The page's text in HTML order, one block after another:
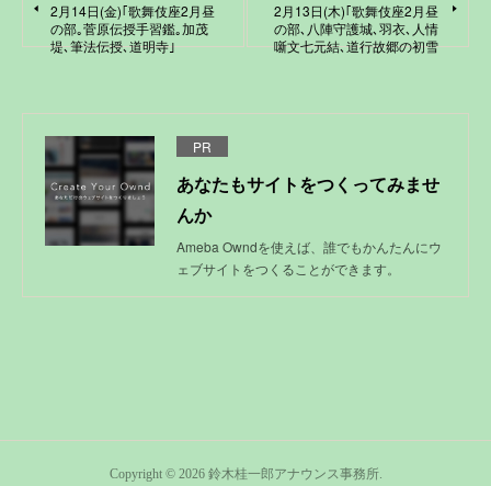
2月14日(金)｢歌舞伎座2月昼
の部｡菅原伝授手習鑑｡加茂
堤､筆法伝授､道明寺｣
2月13日(木)｢歌舞伎座2月昼
の部､八陣守護城､羽衣､人情
噺文七元結､道行故郷の初雪
PR
あなたもサイトをつくってみませ
んか
Ameba Owndを使えば、誰でもかんたんにウ
ェブサイトをつくることができます。
Copyright © 2026 鈴木桂一郎アナウンス事務所.